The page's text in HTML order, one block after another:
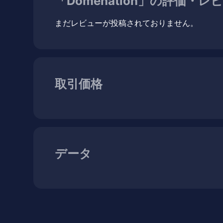
まだレビューが投稿されておりません。
取引価格
データ